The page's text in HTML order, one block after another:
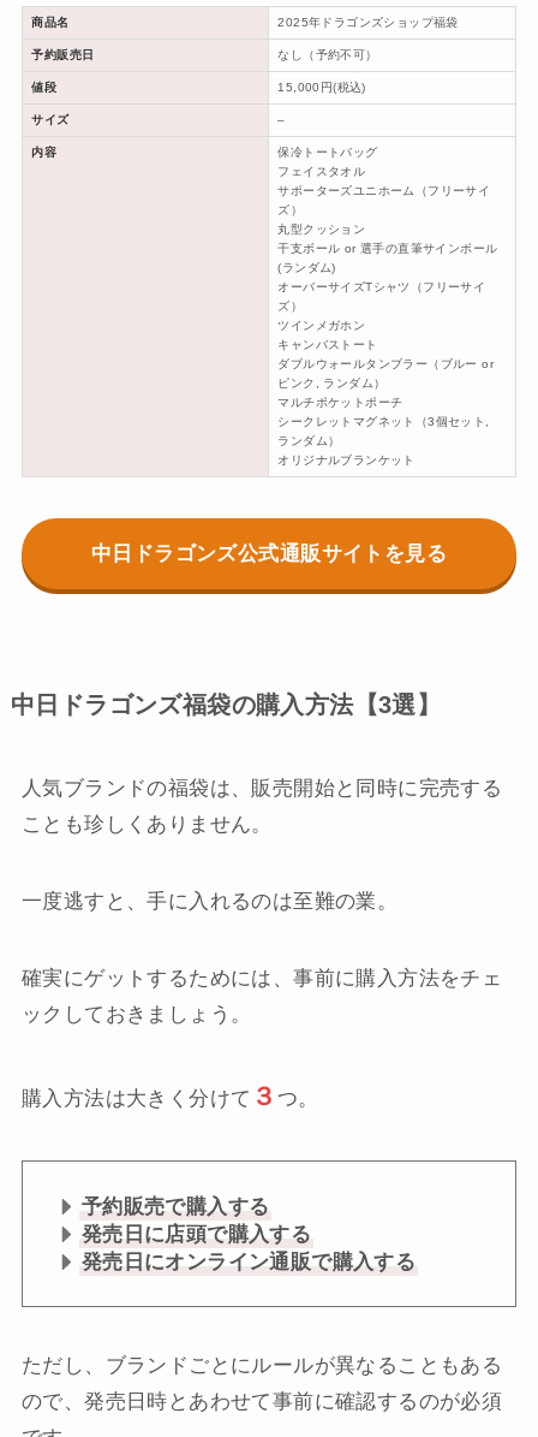
商品名 2025年ドラゴンズショップ福袋
予約販売日 なし（予約不可）
値段 15,000円(税込)
サイズ –
内容
保冷トートバッグ
フェイスタオル
サポーターズユニホーム（フリーサイ
ズ）
丸型クッション
干支ボール or 選手の直筆サインボール
(ランダム)
オーバーサイズTシャツ（フリーサイ
ズ）
ツインメガホン
キャンバストート
ダブルウォールタンブラー（ブルー or
ピンク, ランダム）
マルチポケットポーチ
シークレットマグネット（3個セット,
ランダム）
オリジナルブランケット
中日ドラゴンズ公式通販サイトを見る
中日ドラゴンズ福袋の購入方法【3選】
人気ブランドの福袋は、販売開始と同時に完売する
ことも珍しくありません。
一度逃すと、手に入れるのは至難の業。
確実にゲットするためには、事前に購入方法をチェ
ックしておきましょう。
購入方法は大きく分けて ３ つ。
予約販売で購入する
発売日に店頭で購入する
発売日にオンライン通販で購入する
ただし、ブランドごとにルールが異なることもある
ので、発売日時とあわせて事前に確認するのが必須